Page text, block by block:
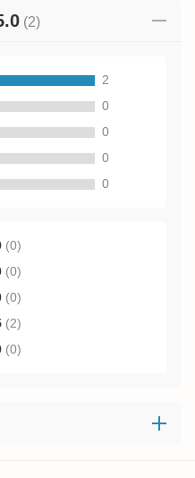
(2)
2
0
0
0
0
(0)
(0)
(0)
(2)
(0)